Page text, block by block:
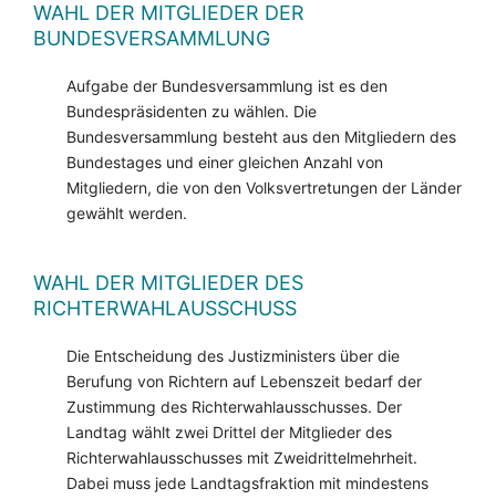
WAHL DER MITGLIEDER DER
BUNDESVERSAMMLUNG
Aufgabe der Bundesversammlung ist es den
Bundespräsidenten zu wählen. Die
Bundesversammlung besteht aus den Mitgliedern des
Bundestages und einer gleichen Anzahl von
Mitgliedern, die von den Volksvertretungen der Länder
gewählt werden.
WAHL DER MITGLIEDER DES
RICHTERWAHLAUSSCHUSS
Die Entscheidung des Justizministers über die
Berufung von Richtern auf Lebenszeit bedarf der
Zustimmung des Richterwahlausschusses. Der
Landtag wählt zwei Drittel der Mitglieder des
Richterwahlausschusses mit Zweidrittelmehrheit.
Dabei muss jede Landtagsfraktion mit mindestens